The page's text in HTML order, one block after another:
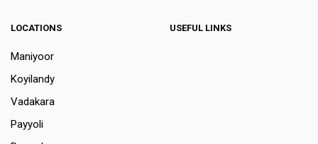
LOCATIONS
Maniyoor
Koyilandy
Vadakara
Payyoli
USEFUL LINKS